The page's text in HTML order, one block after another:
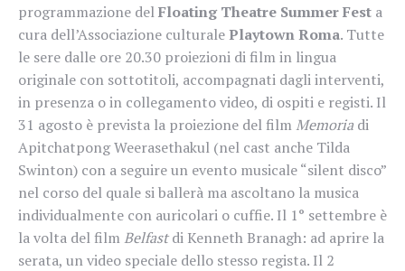
programmazione delFloating Theatre Summer Fest a
cura dell’Associazione culturalePlaytown Roma. Tutte
le sere dalle ore 20.30 proiezioni di film in lingua
originale con sottotitoli, accompagnati dagli interventi,
in presenza o in collegamento video, di ospiti e registi. Il
31 agosto è prevista la proiezione del filmMemoria di
Apitchatpong Weerasethakul (nel cast anche Tilda
Swinton) con a seguire un evento musicale “silent disco”
nel corso del quale si ballerà ma ascoltano la musica
individualmente con auricolari o cuffie. Il 1° settembre è
la volta del filmBelfastdi Kenneth Branagh: ad aprire la
serata, un video speciale dello stesso regista. Il 2